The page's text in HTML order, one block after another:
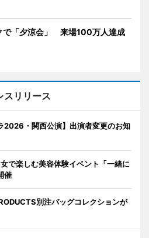
で「夕涼会」 来場100万人達成
スリリース
2026・関西公演】出演者変更のお知
楽しむ美容体験イベント「一緒に
催
別注バッグコレクションが